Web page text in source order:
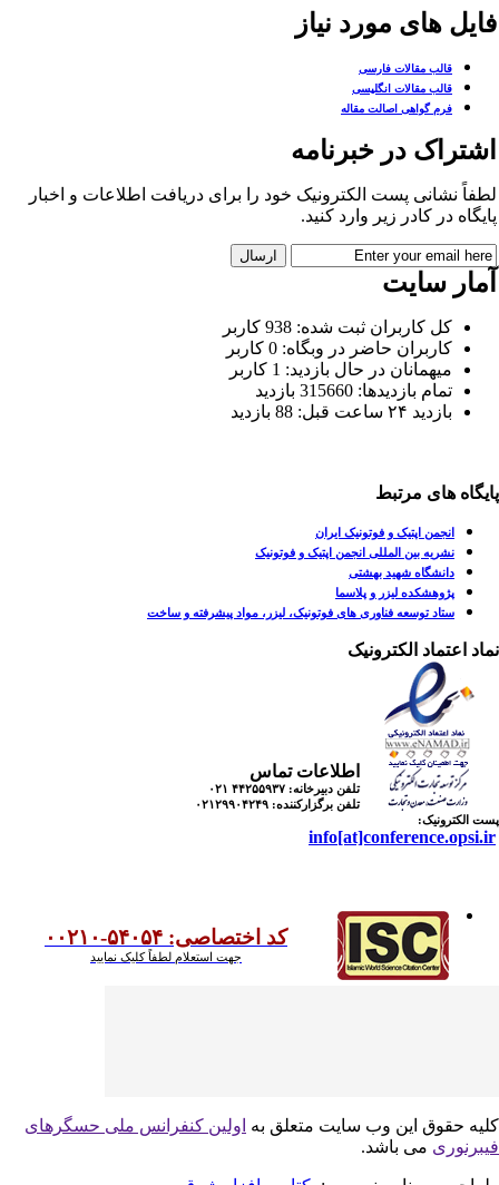
های مورد نیاز
قالب مقالات فارسی
قالب مقالات انگلیسی
فرم گواهی اصالت مقاله
در خبرنامه
نشانی پست الکترونیک خود را برای دریافت اطلاعات و اخبار
در کادر زیر وارد کنید.
سایت
کل کاربران ثبت شده: 938 کاربر
کاربران حاضر در وبگاه: 0 کاربر
میهمانان در حال بازدید: 1 کاربر
تمام بازدید‌ها: 315660 بازدید
بازدید ۲۴ ساعت قبل: 88 بازدید
های مرتبط
انجمن اپتیک و فوتونیک ایران
نشریه بین المللی انجمن اپتیک و فوتونیک
دانشگاه شهید بهشتی
پژوهشکده لیزر و پلاسما
ستاد توسعه فناوری های فوتونیک، لیزر، مواد پیشرفته و ساخت
اعتماد الکترونیک
اطلاعات تماس
تلفن دبیرخانه: ۴۴۲۵۵۹۳۷ ۰۲۱
تلفن برگزارکننده:۰۲۱۲۹۹۰۴۲۴۹
الکترونیک:
کد اختصاصی: ۵۴۰۵۴-۰۰۲۱۰
جهت استعلام لطفاً کلیک نمایید
حقوق این وب سایت متعلق بهاولین کنفرانس ملی حسگرهای
می باشد.